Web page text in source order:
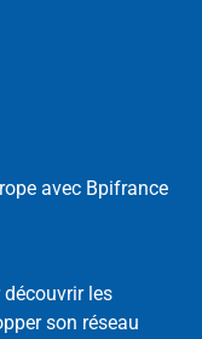
avec Bpifrance
découvrir les
son réseau